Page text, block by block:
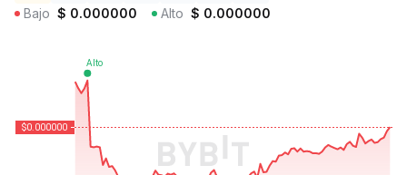
Bajo $ 0.000000 Alto $ 0.000000